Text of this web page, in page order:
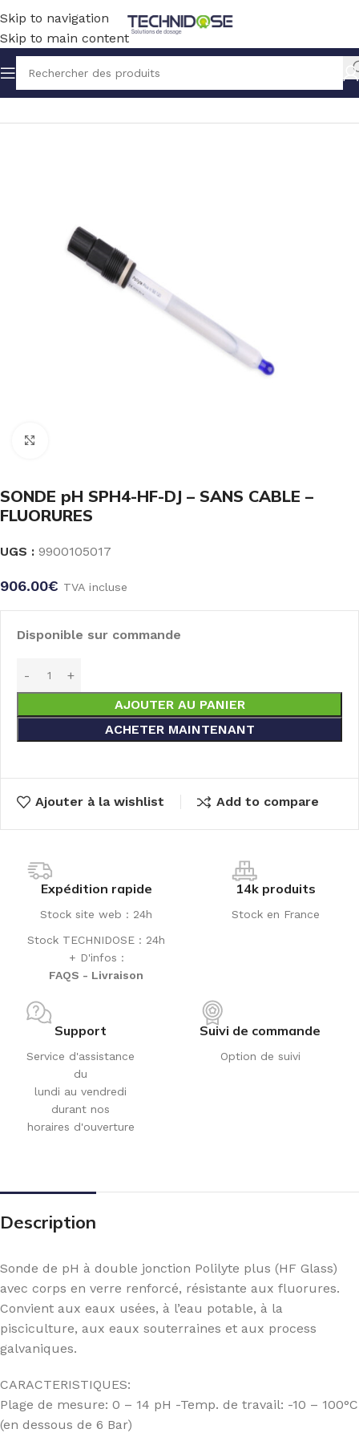
Skip to navigation
Skip to main content
Accueil TRAITEMENT EAU MESURE SONDES PH
SONDE pH SPH4-HF-DJ – SANS CABLE –
FLUORURES
UGS : 9900105017
906.00€ TVA incluse
Disponible sur commande
AJOUTER AU PANIER
ACHETER MAINTENANT
Ajouter à la wishlist Add to compare
Expédition rapide
Stock site web : 24h
Stock TECHNIDOSE : 24h
+ D'infos :
FAQS - Livraison
14k produits
Stock en France
Support
Service d'assistance
du
lundi au vendredi
durant nos
horaires d'ouverture
Suivi de commande
Option de suivi
Description
Sonde de pH à double jonction Polilyte plus (HF Glass)
avec corps en verre renforcé, résistante aux fluorures.
Convient aux eaux usées, à l’eau potable, à la
pisciculture, aux eaux souterraines et aux process
galvaniques.
CARACTERISTIQUES:
Plage de mesure: 0 – 14 pH -Temp. de travail: -10 – 100°C
(en dessous de 6 Bar)